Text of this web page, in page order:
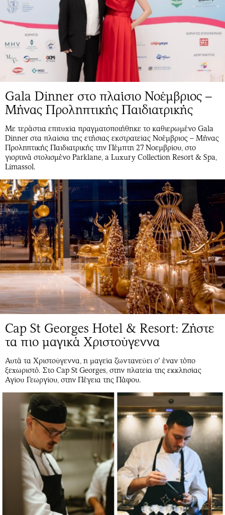
Gala Dinner στο πλαίσιο Νοέμβριος –
Μήνας Προληπτικής Παιδιατρικής
Με τεράστια επιτυχία πραγματοποιήθηκε το καθιερωμένο Gala
Dinner στα πλαίσια της ετήσιας εκστρατείας Νοέμβριος – Μήνας
Προληπτικής Παιδιατρικής την Πέμπτη 27 Νοεμβρίου, στο
γιορτινά στολισμένο Parklane, a Luxury Collection Resort & Spa,
Limassol.
Cap St Georges Hotel & Resort: Ζήστε
τα πιο μαγικά Χριστούγεννα
Αυτά τα Χριστούγεννα, η μαγεία ζωντανεύει σ’ έναν τόπο
ξεχωριστό. Στο Cap St Georges, στην πλατεία της εκκλησίας
Αγίου Γεωργίου, στην Πέγεια της Πάφου.